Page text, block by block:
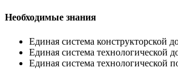
Необходимые знания
Единая система конструкторской
Единая система технологической
Единая система технологической